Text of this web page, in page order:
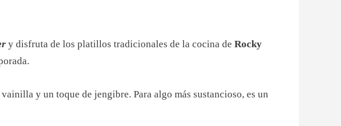
y disfruta de los platillos tradicionales de la cocina de Rocky
y un toque de jengibre. Para algo más sustancioso, es un